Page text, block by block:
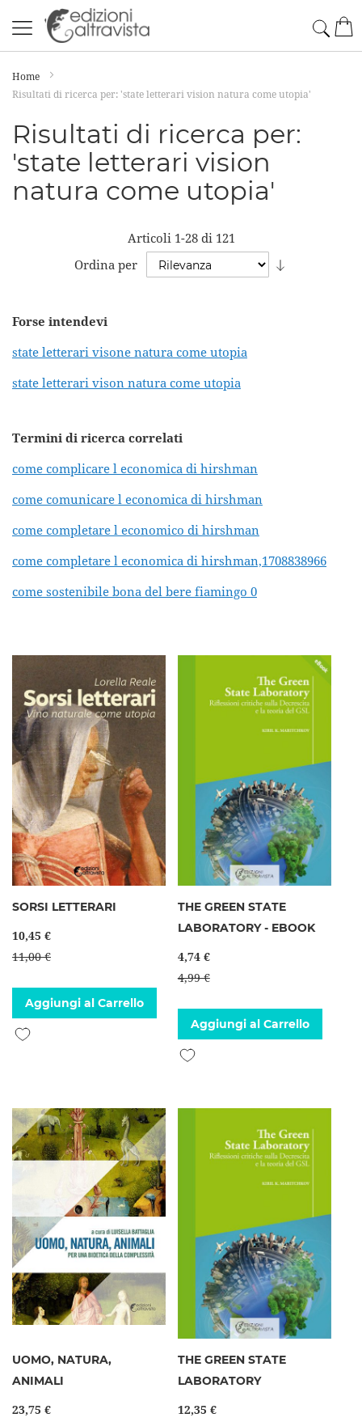
al
contenuto
Home
Risultati di ricerca per: 'state letterari vision natura come utopia'
Risultati di ricerca per:
'state letterari vision
natura come utopia'
Articoli 1-28di 121
Ordina per
Forse intendevi
state letterari visone natura come utopia
state letterari vison natura come utopia
Termini di ricerca correlati
come complicare l economica di hirshman
come comunicare l economica di hirshman
come completare l economico di hirshman
come completare l economica di hirshman,1708838966
come sostenibile bona del bere fiamingo 0
SORSI LETTERARI
10,45 €
11,00 €
Aggiungi al Carrello
Aggiungi alla lista desideri
THE GREEN STATE
LABORATORY - EBOOK
4,74 €
4,99 €
Aggiungi al Carrello
Aggiungi alla lista desideri
UOMO, NATURA,
ANIMALI
23,75 €
THE GREEN STATE
LABORATORY
12,35 €